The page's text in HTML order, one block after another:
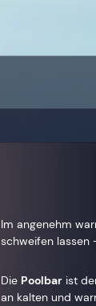
Im angenehm
schweifen lassen
Die Poolbar ist
an kalten und